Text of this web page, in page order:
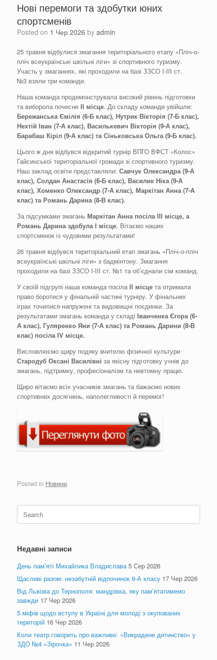
Нові перемоги та здобутки юних
спортсменів
Posted on 1 Чер 2026 by admin
25 травня відбулися змагання територіального етапу «Пліч-о-
пліч всеукраїнські шкільні ліги» зі спортивного туризму.
Участь у змаганнях, які проходили на базі ЗЗСО І-ІІІ ст.
№3 взяли три команди.
Наша команда продемонструвала високий рівень підготовки
та виборола почесне ІІ місце. До складу команди увійшли:
Бережанська Ємілія (6-Б клас), Нутрик Вікторія (7-Б клас),
Нехтій Іван (7-А клас), Василькевич Вікторія (9-А клас),
Барабаш Кіріл (9-А клас) та Сіньковська Ольга (9-Б клас).
Цього ж дня відбувся відкритий турнір ВПГО ВФСТ «Колос»
Гайсинської територіальної громади зі спортивного туризму.
Наш заклад освіти представляли: Савчук Олександра (9-А
клас), Солдан Анастасія (6-Б клас), Василик Ніка (9-А
клас), Хоменко Олександр (7-А клас), Маркітан Анна (7-А
клас) та Романь Дарина(8-В клас).
За підсумками змагань Маркітан Анна посіла ІІІ місце, а
Романь Дарина здобулаІ місце. Вітаємо наших
спортсменок із чудовими результатами!
26 травня відбувся територіальний етап змагань «Пліч-о-пліч
всеукраїнські шкільні ліги» з бадмінтону. Змагання
проходили на базі ЗЗСО І-ІІІ ст. №1 та об’єднали сім команд.
У своїй підгрупі наша команда посіла ІІ місце та отримала
право боротися у фінальній частині турніру. У фінальних
іграх точилися напружені та видовищні поєдинки. За
результатами змагань команда у складі Іванченка Єгора (6-
А клас), Гуляренко Яни (7-А клас) та Романь Дарини (8-В
клас) посіла IV місце.
Висловлюємо щиру подяку вчителю фізичної культури
Стародуб Оксані Василівні за якісну підготовку учнів до
змагань, підтримку, професіоналізм та невтомну працю.
Щиро вітаємо всіх учасників змагань та бажаємо нових
спортивних досягнень, наполегливості й перемог!
Posted in Новини.
Search
for:
Недавні записи
День пам’яті Михайлика Владислава 5 Сер 2026
Щасливі разом: незабутній відпочинок 9-А класу 17 Чер 2026
Від Львова до Тернополя: мандрівка, яку пам’ятатимемо
завжди 17 Чер 2026
5 міфів щодо вступу в Україні для молоді з окупованих
територій 16 Чер 2026
Коли театр говорить про важливе: «Викрадене дитинство» у
ЗДО №4 «Зірочка» 11 Чер 2026